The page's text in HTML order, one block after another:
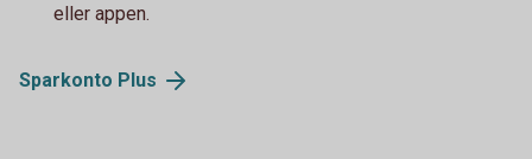
eller appen.
Sparkonto Plus